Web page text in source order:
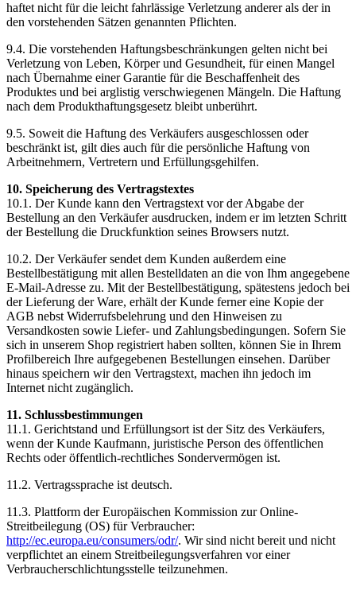
haftet nicht für die leicht fahrlässige Verletzung anderer als der in
den vorstehenden Sätzen genannten Pflichten.
9.4. Die vorstehenden Haftungsbeschränkungen gelten nicht bei
Verletzung von Leben, Körper und Gesundheit, für einen Mangel
nach Übernahme einer Garantie für die Beschaffenheit des
Produktes und bei arglistig verschwiegenen Mängeln. Die Haftung
nach dem Produkthaftungsgesetz bleibt unberührt.
9.5. Soweit die Haftung des Verkäufers ausgeschlossen oder
beschränkt ist, gilt dies auch für die persönliche Haftung von
Arbeitnehmern, Vertretern und Erfüllungsgehilfen.
10. Speicherung des Vertragstextes
10.1. Der Kunde kann den Vertragstext vor der Abgabe der
Bestellung an den Verkäufer ausdrucken, indem er im letzten Schritt
der Bestellung die Druckfunktion seines Browsers nutzt.
10.2. Der Verkäufer sendet dem Kunden außerdem eine
Bestellbestätigung mit allen Bestelldaten an die von Ihm angegebene
E-Mail-Adresse zu. Mit der Bestellbestätigung, spätestens jedoch bei
der Lieferung der Ware, erhält der Kunde ferner eine Kopie der
AGB nebst Widerrufsbelehrung und den Hinweisen zu
Versandkosten sowie Liefer- und Zahlungsbedingungen. Sofern Sie
sich in unserem Shop registriert haben sollten, können Sie in Ihrem
Profilbereich Ihre aufgegebenen Bestellungen einsehen. Darüber
hinaus speichern wir den Vertragstext, machen ihn jedoch im
Internet nicht zugänglich.
11. Schlussbestimmungen
11.1. Gerichtstand und Erfüllungsort ist der Sitz des Verkäufers,
wenn der Kunde Kaufmann, juristische Person des öffentlichen
Rechts oder öffentlich-rechtliches Sondervermögen ist.
11.2. Vertragssprache ist deutsch.
11.3. Plattform der Europäischen Kommission zur Online-
Streitbeilegung (OS) für Verbraucher:
http://ec.europa.eu/consumers/odr/. Wir sind nicht bereit und nicht
verpflichtet an einem Streitbeilegungsverfahren vor einer
Verbraucherschlichtungsstelle teilzunehmen.